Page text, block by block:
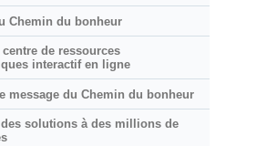
Chemin du bonheur
centre de ressources
interactif en ligne
message du Chemin du bonheur
solutions à des millions de